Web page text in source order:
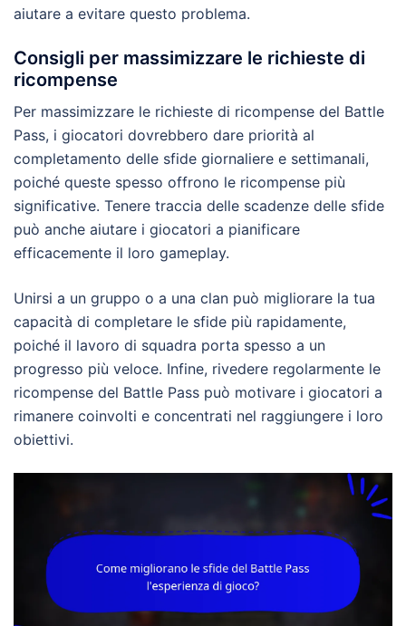
aiutare a evitare questo problema.
Consigli per massimizzare le richieste di
ricompense
Per massimizzare le richieste di ricompense del Battle
Pass, i giocatori dovrebbero dare priorità al
completamento delle sfide giornaliere e settimanali,
poiché queste spesso offrono le ricompense più
significative. Tenere traccia delle scadenze delle sfide
può anche aiutare i giocatori a pianificare
efficacemente il loro gameplay.
Unirsi a un gruppo o a una clan può migliorare la tua
capacità di completare le sfide più rapidamente,
poiché il lavoro di squadra porta spesso a un
progresso più veloce. Infine, rivedere regolarmente le
ricompense del Battle Pass può motivare i giocatori a
rimanere coinvolti e concentrati nel raggiungere i loro
obiettivi.